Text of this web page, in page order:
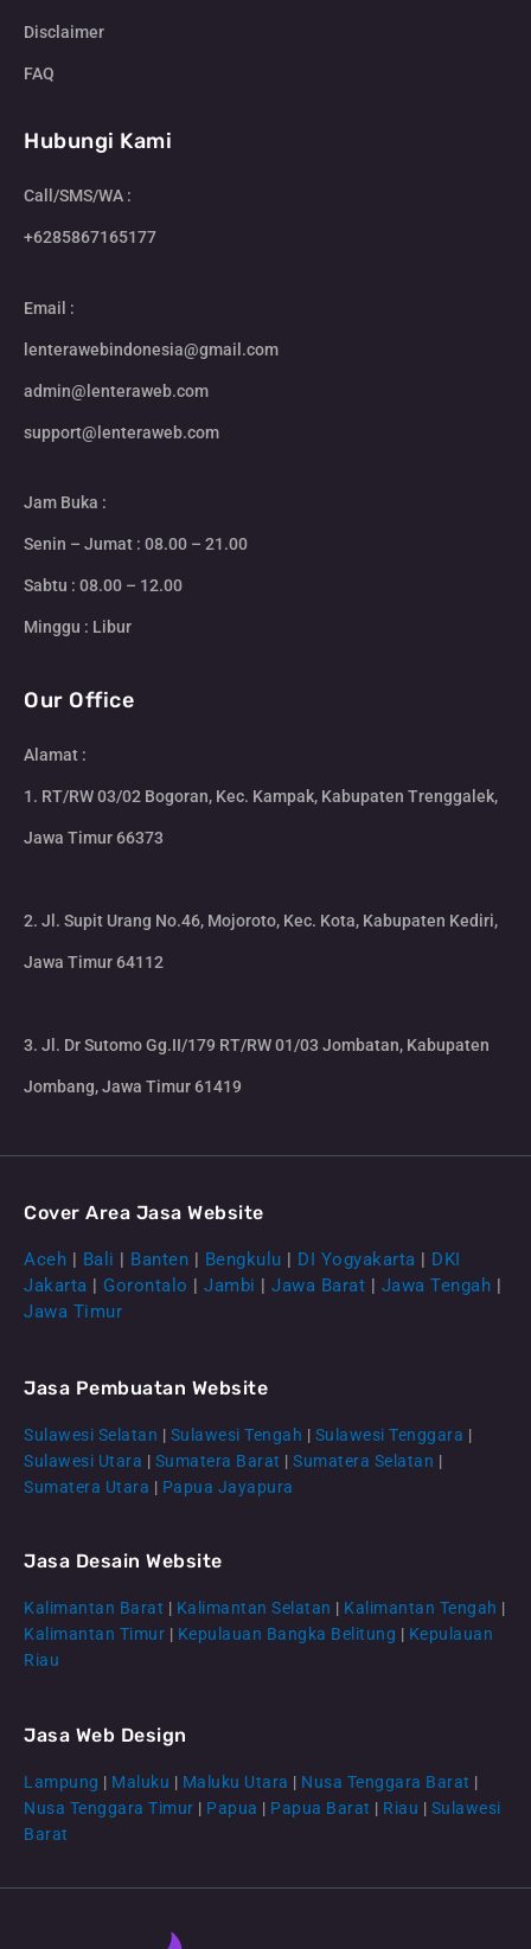
CS Lenteraweb
Disclaimer
FAQ
Hubungi Kami
Call/SMS/WA :
+6285867165177
Email :
lenterawebindonesia@gmail.com
admin@lenteraweb.com
support@lenteraweb.com
Jam Buka :
Senin – Jumat : 08.00 – 21.00
Sabtu : 08.00 – 12.00
Minggu : Libur
Our Office
Alamat :
1. RT/RW 03/02 Bogoran, Kec. Kampak, Kabupaten Trenggalek,
Jawa Timur 66373
2. Jl. Supit Urang No.46, Mojoroto, Kec. Kota, Kabupaten Kediri,
Jawa Timur 64112
3. Jl. Dr Sutomo Gg.II/179 RT/RW 01/03 Jombatan, Kabupaten
Jombang, Jawa Timur 61419
Cover Area Jasa Website
Aceh | Bali | Banten | Bengkulu | DI Yogyakarta | DKI
Jakarta | Gorontalo | Jambi | Jawa Barat | Jawa Tengah |
Jawa Timur
Jasa Pembuatan Website
Sulawesi Selatan | Sulawesi Tengah | Sulawesi Tenggara |
Sulawesi Utara | Sumatera Barat | Sumatera Selatan |
Sumatera Utara | Papua Jayapura
Jasa Desain Website
Kalimantan Barat | Kalimantan Selatan | Kalimantan Tengah |
Kalimantan Timur | Kepulauan Bangka Belitung | Kepulauan
Riau
Jasa Web Design
Lampung | Maluku | Maluku Utara | Nusa Tenggara Barat |
Nusa Tenggara Timur | Papua | Papua Barat | Riau | Sulawesi
Barat